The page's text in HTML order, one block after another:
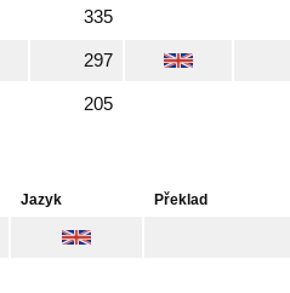
335
297
205
Jazyk Překlad